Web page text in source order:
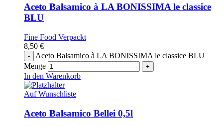
Aceto Balsamico à LA BONISSIMA le classice
BLU
Fine Food Verpackt
8,50 €
Aceto Balsamico à LA BONISSIMA le classice BLU
Menge
In den Warenkorb
Auf Wunschliste
Aceto Balsamico Bellei 0,5l